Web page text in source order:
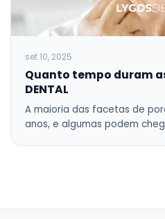
set 10, 2025
Quanto tempo duram
DENTAL
A maioria das facetas de
anos, e algumas podem